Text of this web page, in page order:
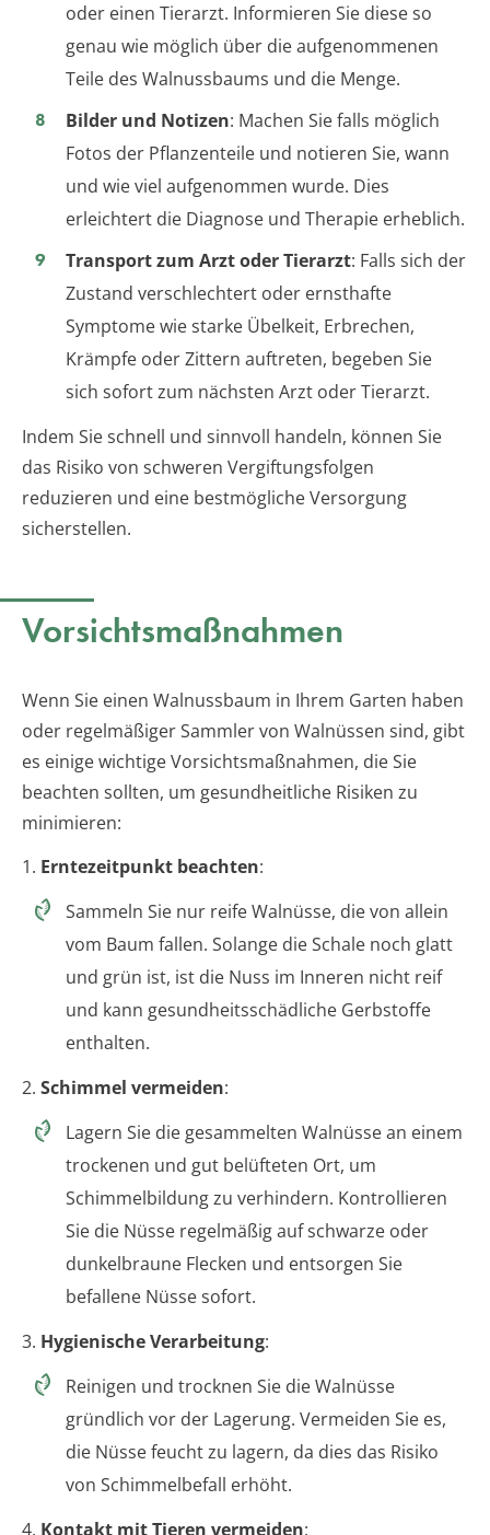
oder einen Tierarzt. Informieren Sie diese so
genau wie möglich über die aufgenommenen
Teile des Walnussbaums und die Menge.
Bilder und Notizen: Machen Sie falls möglich
Fotos der Pflanzenteile und notieren Sie, wann
und wie viel aufgenommen wurde. Dies
erleichtert die Diagnose und Therapie erheblich.
Transport zum Arzt oder Tierarzt: Falls sich der
Zustand verschlechtert oder ernsthafte
Symptome wie starke Übelkeit, Erbrechen,
Krämpfe oder Zittern auftreten, begeben Sie
sich sofort zum nächsten Arzt oder Tierarzt.
Indem Sie schnell und sinnvoll handeln, können Sie
das Risiko von schweren Vergiftungsfolgen
reduzieren und eine bestmögliche Versorgung
sicherstellen.
Vorsichtsmaßnahmen
Wenn Sie einen Walnussbaum in Ihrem Garten haben
oder regelmäßiger Sammler von Walnüssen sind, gibt
es einige wichtige Vorsichtsmaßnahmen, die Sie
beachten sollten, um gesundheitliche Risiken zu
minimieren:
1. Erntezeitpunkt beachten:
Sammeln Sie nur reife Walnüsse, die von allein
vom Baum fallen. Solange die Schale noch glatt
und grün ist, ist die Nuss im Inneren nicht reif
und kann gesundheitsschädliche Gerbstoffe
enthalten.
2. Schimmel vermeiden:
Lagern Sie die gesammelten Walnüsse an einem
trockenen und gut belüfteten Ort, um
Schimmelbildung zu verhindern. Kontrollieren
Sie die Nüsse regelmäßig auf schwarze oder
dunkelbraune Flecken und entsorgen Sie
befallene Nüsse sofort.
3. Hygienische Verarbeitung:
Reinigen und trocknen Sie die Walnüsse
gründlich vor der Lagerung. Vermeiden Sie es,
die Nüsse feucht zu lagern, da dies das Risiko
von Schimmelbefall erhöht.
4. Kontakt mit Tieren vermeiden: